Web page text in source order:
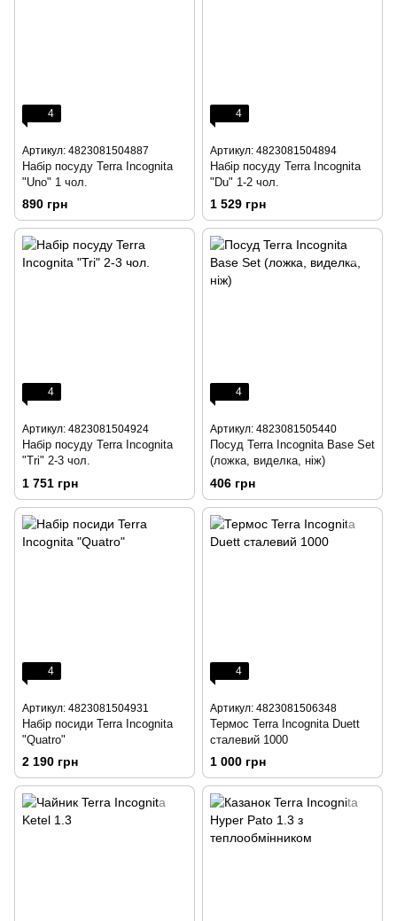
4
Артикул: 4823081504887
Набір посуду Terra Incognita
"Uno" 1 чол.
890 грн
4
Артикул: 4823081504894
Набір посуду Terra Incognita
"Du" 1-2 чол.
1 529 грн
4
Артикул: 4823081504924
Набір посуду Terra Incognita
"Tri" 2-3 чол.
1 751 грн
4
Артикул: 4823081505440
Посуд Terra Incognita Base Set
(ложка, виделка, ніж)
406 грн
4
Артикул: 4823081504931
Набір посиди Terra Incognita
"Quatro"
2 190 грн
4
Артикул: 4823081506348
Термос Terra Incognita Duett
сталевий 1000
1 000 грн